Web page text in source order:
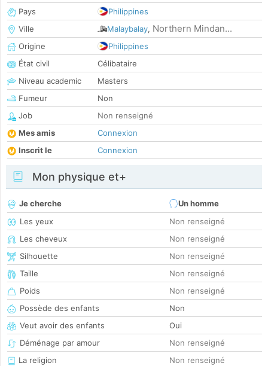
Pays
Philippines
Ville
Malaybalay, Northern Mindan...
Origine
Philippines
État civil
Célibataire
Niveau academic
Masters
Fumeur
Non
Job
Non renseigné
Mes amis
Connexion
Inscrit le
Connexion
Mon physique et+
Je cherche
Un homme
Les yeux
Non renseigné
Les cheveux
Non renseigné
Silhouette
Non renseigné
Taille
Non renseigné
Poids
Non renseigné
Possède des enfants
Non
Veut avoir des enfants
Oui
Déménage par amour
Non renseigné
La religion
Non renseigné